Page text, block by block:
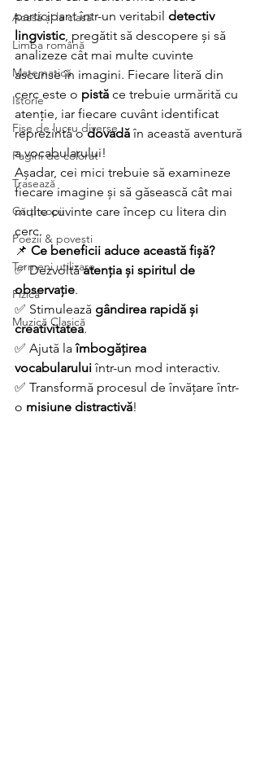
Acasă și la clasă
Limba română
Matematică
Istorie
Fișe de lucru diverse
Pagini de colorat
Trasează
Cărți copii
Poezii & povești
Termeni utilizare
Fizica
Muzică Clasică
participant într-un veritabil detectiv
lingvistic, pregătit să descopere și să
analizeze cât mai multe cuvinte
ascunse în imagini. Fiecare literă din
cerc este o pistă ce trebuie urmărită cu
atenție, iar fiecare cuvânt identificat
reprezintă o dovadă în această aventură
a vocabularului!
Așadar, cei mici trebuie să examineze
fiecare imagine și să găsească cât mai
multe cuvinte care încep cu litera din
cerc.
📌 Ce beneficii aduce această fișă?
✅ Dezvoltă atenția și spiritul de
observație.
✅ Stimulează gândirea rapidă și
creativitatea.
✅ Ajută la îmbogățirea
vocabularului într-un mod interactiv.
✅ Transformă procesul de învățare într-
o misiune distractivă!